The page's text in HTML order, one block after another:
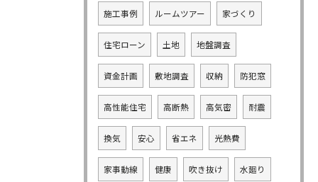
施工事例 ルームツアー 家づくり
住宅ローン 土地 地盤調査
資金計画 敷地調査 収納 防犯窓
高性能住宅 高断熱 高気密 耐震
換気 安心 省エネ 光熱費
家事動線 健康 吹き抜け 水廻り